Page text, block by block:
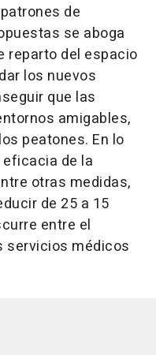
de
se aboga
reparto del espacio
los nuevos
que las
amigables,
peatones. En lo
de la
otras medidas,
de 25 a 15
entre el
servicios médicos